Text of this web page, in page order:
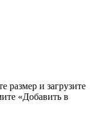
размер и загрузите
«Добавить в